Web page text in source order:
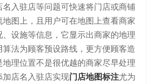
入驻店等问题可快速将门店或商铺
图上，且用户可在地图上查看商家
设施等信息，它显示出商家的地理
法为顾客预设路线，更方便顾客造
理位置不是很优越的商家尽早处理
店名入驻店实现门店地图标注尤为